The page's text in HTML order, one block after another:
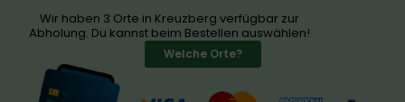
Wir haben 3 Orte in Kreuzberg verfügbar zur
Abholung. Du kannst beim Bestellen auswählen!
Welche Orte?